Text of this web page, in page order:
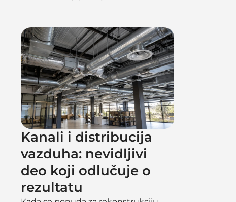
Kanali i distribucija
vazduha: nevidljivi
deo koji odlučuje o
rezultatu